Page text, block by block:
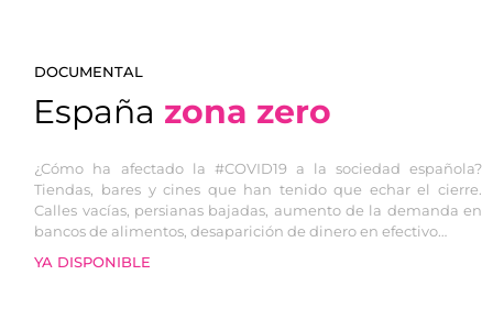
DOCUMENTAL
España zona zero
¿Cómo ha afectado la #COVID19 a la sociedad española?
Tiendas, bares y cines que han tenido que echar el cierre.
Calles vacías, persianas bajadas, aumento de la demanda en
bancos de alimentos, desaparición de dinero en efectivo…
YA DISPONIBLE